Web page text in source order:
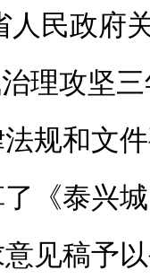
人民政府
理攻坚
规和文
《泰兴
见稿予